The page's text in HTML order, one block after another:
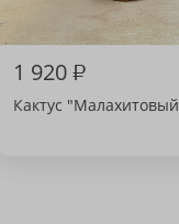
1 920₽
Кактус